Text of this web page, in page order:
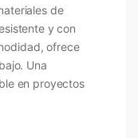
de
y con
ofrece
Una
en proyectos